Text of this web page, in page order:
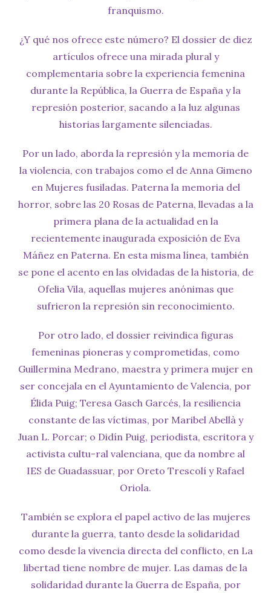
franquismo.
¿Y qué nos ofrece este número? El dossier de diez
artículos ofrece una mirada plural y
complementaria sobre la experiencia femenina
durante la República, la Guerra de España y la
represión posterior, sacando a la luz algunas
historias largamente silenciadas.
Por un lado, aborda la represión y la memoria de
la violencia, con trabajos como el de Anna Gimeno
en Mujeres fusiladas. Paterna la memoria del
horror, sobre las 20 Rosas de Paterna, llevadas a la
primera plana de la actualidad en la
recientemente inaugurada exposición de Eva
Máñez en Paterna. En esta misma línea, también
se pone el acento en las olvidadas de la historia, de
Ofelia Vila, aquellas mujeres anónimas que
sufrieron la represión sin reconocimiento.
Por otro lado, el dossier reivindica figuras
femeninas pioneras y comprometidas, como
Guillermina Medrano, maestra y primera mujer en
ser concejala en el Ayuntamiento de Valencia, por
Élida Puig; Teresa Gasch Garcés, la resiliencia
constante de las víctimas, por Maribel Abellà y
Juan L. Porcar; o Didín Puig, periodista, escritora y
activista cultu-ral valenciana, que da nombre al
IES de Guadassuar, por Oreto Trescolí y Rafael
Oriola.
También se explora el papel activo de las mujeres
durante la guerra, tanto desde la solidaridad
como desde la vivencia directa del conflicto, en La
libertad tiene nombre de mujer. Las damas de la
solidaridad durante la Guerra de España, por